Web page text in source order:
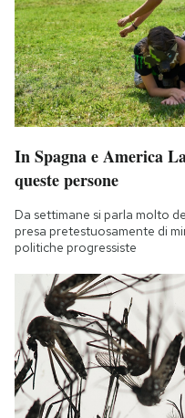
In Spagna e America
queste persone
Da settimane si parla molto
presa pretestuosamente di
politiche progressiste